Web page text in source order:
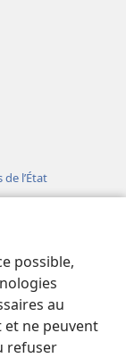
possible,
au
ne peuvent
refuser
l’État